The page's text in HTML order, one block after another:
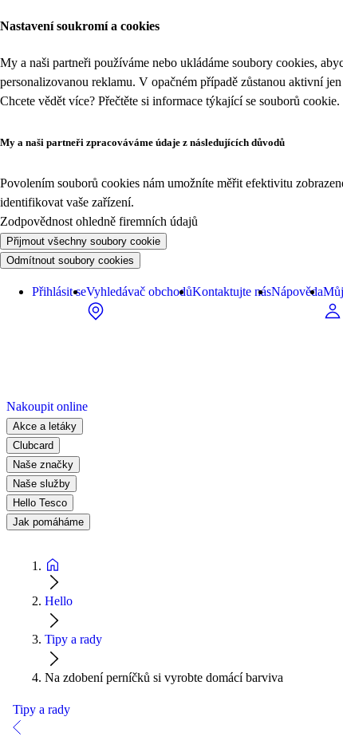
Nastavení soukromí a cookies
My a naši partneři používáme nebo ukládáme soubory cookies,
personalizovanou reklamu. V opačném případě zůstanou aktivní
Chcete vědět více? Přečtěte si informace týkající se souborů cookie.
My a naši partneři zpracováváme údaje z následujících důvodů
Povolením souborů cookies nám umožníte měřit efektivitu
identifikovat vaše zařízení.
Zodpovědnost ohledně firemních údajů
Přijmout všechny soubory cookie
Odmítnout soubory cookies
Přihlásit seVyhledávač obchodůKontaktujte násNápověda
Nakoupit online
Akce a letáky
Clubcard
Naše značky
Naše služby
Hello Tesco
Jak pomáháme
Hello
Tipy a rady
Na zdobení perníčků si vyrobte domácí barviva
Tipy a rady